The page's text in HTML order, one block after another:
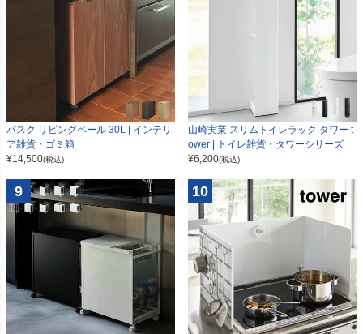
バスク リビングペール 30L | インテリ
ア雑貨・ゴミ箱
¥14,500(税込)
山崎実業 スリムトイレラック タワー t
ower | トイレ雑貨・タワーシリーズ
¥6,200(税込)
9 10